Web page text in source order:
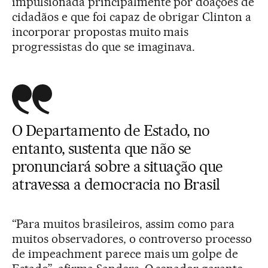
cidadãos e que foi capaz de obrigar Clinton a
incorporar propostas muito mais
progressistas do que se imaginava.
O Departamento de Estado, no
entanto, sustenta que não se
pronunciará sobre a situação que
atravessa a democracia no Brasil
“Para muitos brasileiros, assim como para
muitos observadores, o controverso processo
de impeachment parece mais um golpe de